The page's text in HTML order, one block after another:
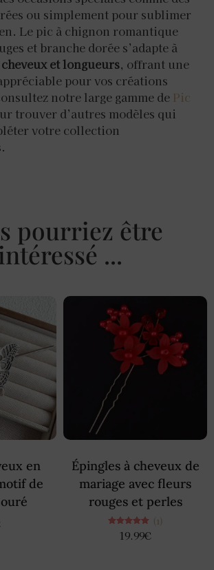
ou simplement pour sublimer
Le pic à chignon romantique
et branche dorée s’adapte à
et longueurs, offrant une
pour vos créations
notre large gamme de Pic
trouver d’autres modèles qui
votre collection
pourriez être
...
en
de
Épingles à cheveux de
mariage avec fleurs
rouges et perles
Note
5.00
(1)
19.99€